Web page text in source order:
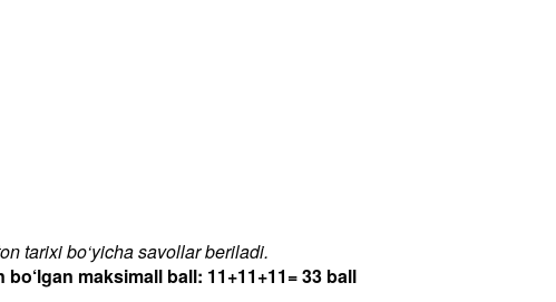
tarixi bo‘yicha savollar beriladi.
maksimall ball: 11+11+11= 33 ball